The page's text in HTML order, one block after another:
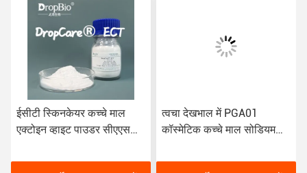
ईसीटी स्किनकेयर कच्चे माल
एक्टोइन व्हाइट पाउडर सीएएस
त्वचा देखभाल में PGA01
कॉस्मेटिक कच्चे माल सोडियम
1